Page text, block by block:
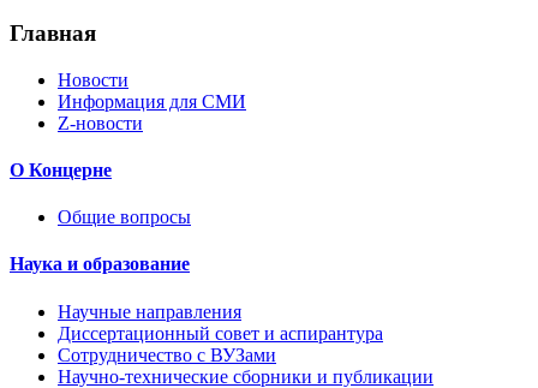
Главная
Новости
Информация для СМИ
Z-новости
О Концерне
Общие вопросы
Наука и образование
Научные направления
Диссертационный совет и аспирантура
Сотрудничество с ВУЗами
Научно-технические сборники и публикации